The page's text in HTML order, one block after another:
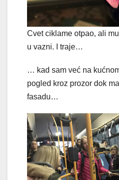
Cvet ciklame otpao, ali
u vazni. I traje…
… kad sam već na
pogled kroz prozor dok
fasadu…